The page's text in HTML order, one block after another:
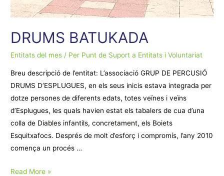
DRUMS BATUKADA
Entitats del mes / Per Punt de Suport a Entitats i Voluntariat
Breu descripció de l’entitat: L’associació GRUP DE PERCUSIÓ
DRUMS D’ESPLUGUES, en els seus inicis estava integrada per
dotze persones de diferents edats, totes veïnes i veïns
d’Esplugues, les quals havien estat els tabalers de cua d’una
colla de Diables infantils, concretament, els Boiets
Esquitxafocs. Després de molt d’esforç i compromís, l’any 2010
comença un procés …
DRUMS
Read More »